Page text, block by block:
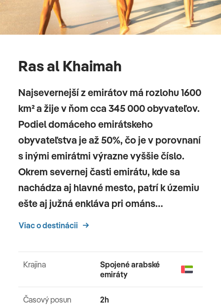
Ras al Khaimah
Najsevernejší z emirátov má rozlohu 1600
km² a žije v ňom cca 345 000 obyvateľov.
Podiel domáceho emirátskeho
obyvateľstva je až 50%, čo je v porovnaní
s inými emirátmi výrazne vyššie číslo.
Okrem severnej časti emirátu, kde sa
nachádza aj hlavné mesto, patrí k územiu
ešte aj južná enkláva pri ománs…
Viac o destinácii
Krajina
Spojené arabské
emiráty
Časový posun 2h